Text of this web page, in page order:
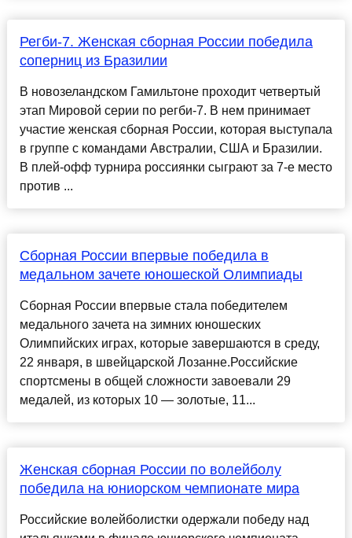
Регби-7. Женская сборная России победила
соперниц из Бразилии
В новозеландском Гамильтоне проходит четвертый
этап Мировой серии по регби-7. В нем принимает
участие женская сборная России, которая выступала
в группе с командами Австралии, США и Бразилии.
В плей-офф турнира россиянки сыграют за 7-е место
против ...
Сборная России впервые победила в
медальном зачете юношеской Олимпиады
Сборная России впервые стала победителем
медального зачета на зимних юношеских
Олимпийских играх, которые завершаются в среду,
22 января, в швейцарской Лозанне.Российские
спортсмены в общей сложности завоевали 29
медалей, из которых 10 — золотые, 11...
Женская сборная России по волейболу
победила на юниорском чемпионате мира
Российские волейболистки одержали победу над